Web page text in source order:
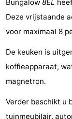
Koog
Oudeschild
-
De
Waal
-
Oosterend
Natuur
Mooiste
uitkijkpunten
Overnachten
Bungalow 8EL
Deze vrijstaande
voor maximaal 8
De keuken is
koffieapparaat,
magnetron.
Verder beschikt u
tuinmeubilair,